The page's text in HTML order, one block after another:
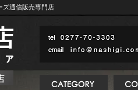
ズ通信販売専門店